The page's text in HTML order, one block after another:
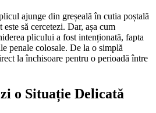
ajunge din greșeală în cutia poștală
să cercetezi. Dar, așa cum
plicului a fost intenționată, fapta
penale colosale. De la o simplă
la închisoare pentru o perioadă între
o Situație Delicată